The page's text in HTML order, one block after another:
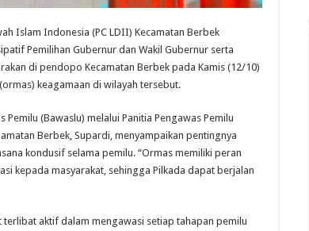
Islam Indonesia (PC LDII) Kecamatan Berbek
Pemilihan Gubernur dan Wakil Gubernur serta
di pendopo Kecamatan Berbek pada Kamis (12/10)
keagamaan di wilayah tersebut.
(Bawaslu) melalui Panitia Pengawas Pemilu
Berbek, Supardi, menyampaikan pentingnya
kondusif selama pemilu. “Ormas memiliki peran
kepada masyarakat, sehingga Pilkada dapat berjalan
aktif dalam mengawasi setiap tahapan pemilu